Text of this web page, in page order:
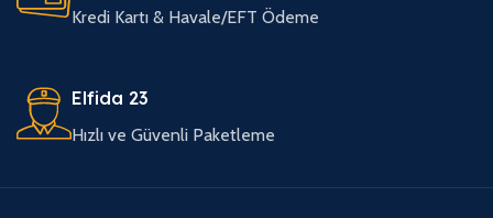
Kredi Kartı & Havale/EFT Ödeme
Elfida 23
Hızlı ve Güvenli Paketleme